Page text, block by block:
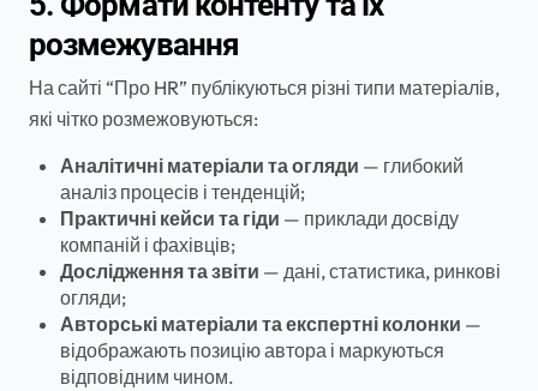
розмежування
На сайті “Про HR” публікуються різні типи матеріалів,
які чітко розмежовуються:
Аналітичні матеріали та огляди — глибокий
аналіз процесів і тенденцій;
Практичні кейси та гіди — приклади досвіду
компаній і фахівців;
Дослідження та звіти — дані, статистика, ринкові
огляди;
Авторські матеріали та експертні колонки —
відображають позицію автора і маркуються
відповідним чином.